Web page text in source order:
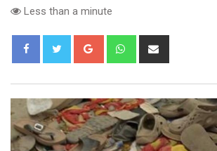
Less than a minute
Google+ Whatsapp